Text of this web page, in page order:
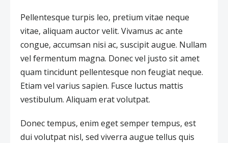
Pellentesque turpis leo, pretium vitae neque
vitae, aliquam auctor velit. Vivamus ac ante
congue, accumsan nisi ac, suscipit augue. Nullam
vel fermentum magna. Donec vel justo sit amet
quam tincidunt pellentesque non feugiat neque.
Etiam vel varius sapien. Fusce luctus mattis
vestibulum. Aliquam erat volutpat.
Donec tempus, enim eget semper tempus, est
dui volutpat nisl, sed viverra augue tellus quis